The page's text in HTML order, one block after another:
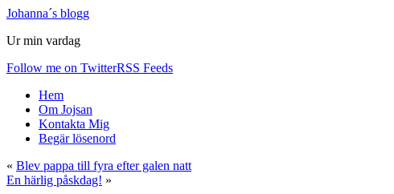
Johanna´s blogg
Ur min vardag
Follow me on TwitterRSS Feeds
Hem
Om Jojsan
Kontakta Mig
Begär lösenord
« Blev pappa till fyra efter galen natt
En härlig påskdag! »